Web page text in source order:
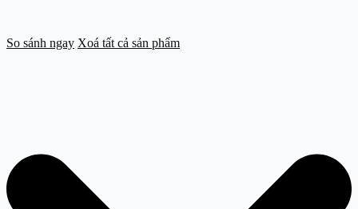
So sánh ngay Xoá tất cả sản phẩm